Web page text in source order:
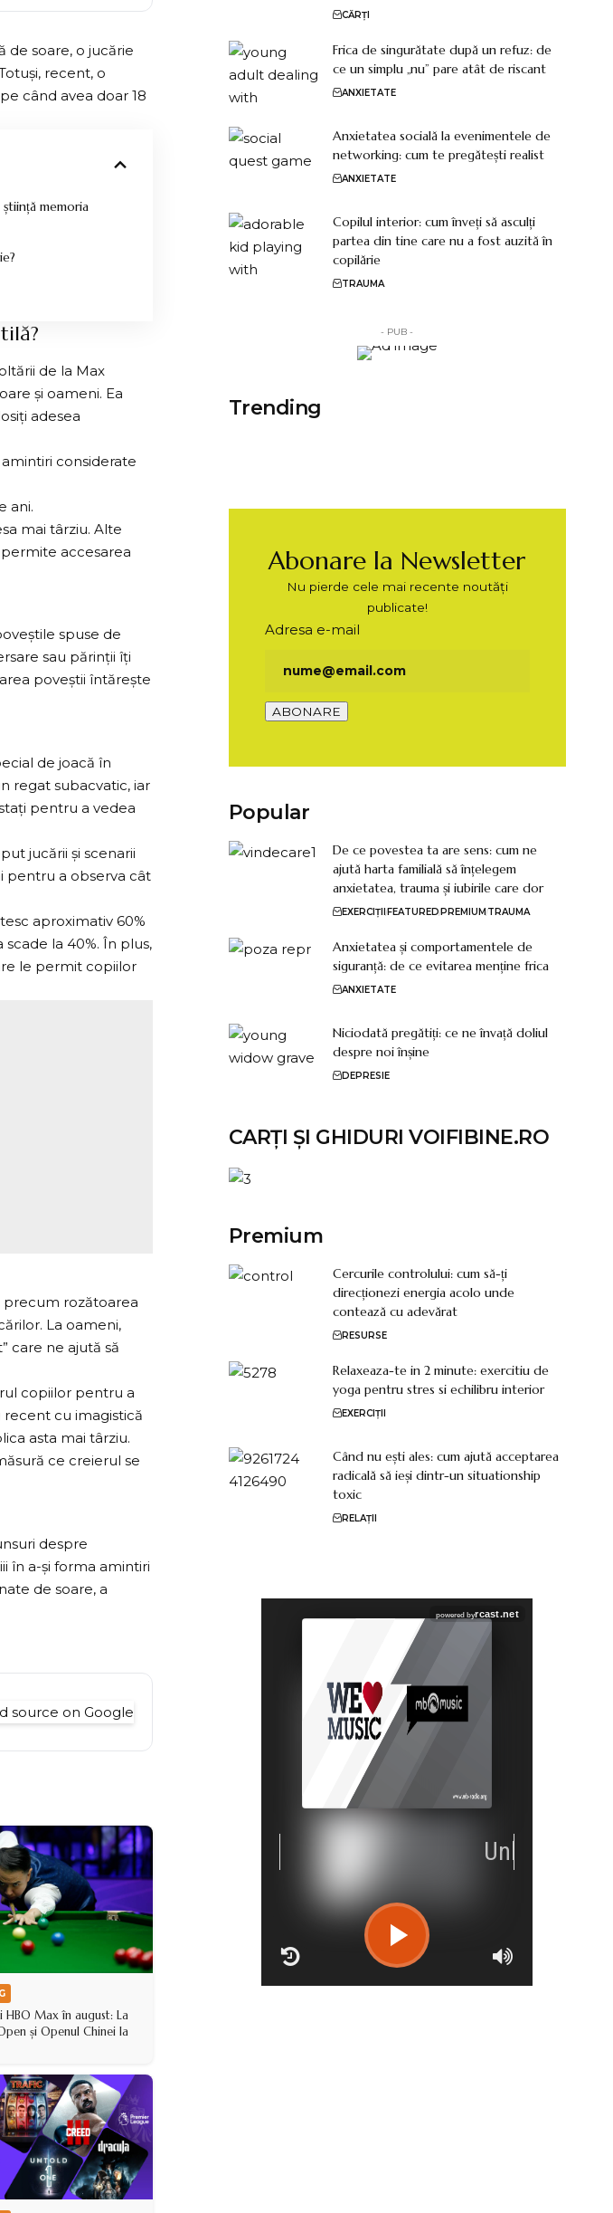
soare, o jucărie
recent, o
când avea doar 18
memoria
de la Max
și oameni. Ea
adesea
considerate
ani.
mai târziu. Alte
accesarea
spuse de
sau părinții îți
poveștii întărește
de joacă în
regat subacvatic, iar
pentru a vedea
jucării și scenarii
pentru a observa cât
aproximativ 60%
la 40%. În plus,
le permit copiilor
precum rozătoarea
La oameni,
care ne ajută să
copiilor pentru a
cu imagistică
asta mai târziu.
ce creierul se
despre
în a-și forma amintiri
de soare, a
HBO Max în august: La
și Openul Chinei la
CĂRȚI
Frica de singurătate după un refuz: de
ce un simplu „nu” pare atât de riscant
ANXIETATE
Anxietatea socială la evenimentele de
networking: cum te pregătești realist
ANXIETATE
Copilul interior: cum înveți să asculți
partea din tine care nu a fost auzită în
copilărie
TRAUMA
- PUB -
Trending
Abonare la Newsletter
Nu pierde cele mai recente noutăți
publicate!
Adresa e-mail
Popular
De ce povestea ta are sens: cum ne
ajută harta familială să înțelegem
anxietatea, trauma și iubirile care dor
EXERCIȚIIFEATUREDPREMIUMTRAUMA
Anxietatea și comportamentele de
siguranță: de ce evitarea menține frica
ANXIETATE
Niciodată pregătiți: ce ne învață doliul
despre noi înșine
DEPRESIE
CARȚI ȘI GHIDURI VOIFIBINE.RO
Premium
Cercurile controlului: cum să-ți
direcționezi energia acolo unde
contează cu adevărat
RESURSE
Relaxeaza-te in 2 minute: exercitiu de
yoga pentru stres si echilibru interior
EXERCIȚII
Când nu ești ales: cum ajută acceptarea
radicală să ieși dintr-un situationship
toxic
RELAȚII